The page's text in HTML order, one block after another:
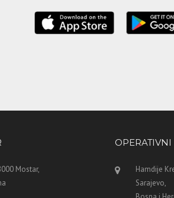
Mostar,
Hamdije
Sarajevo,